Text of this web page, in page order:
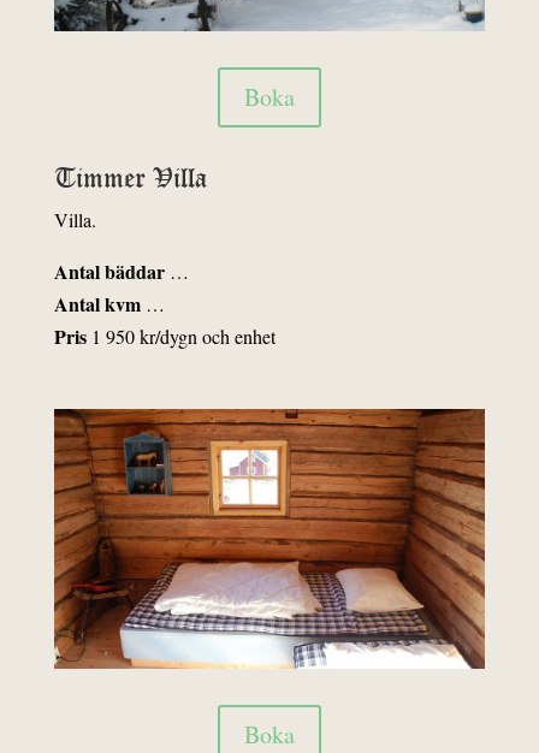
Boka
Timmer Villa
Villa.
Antal bäddar…
Antal kvm…
Pris1 950 kr/dygn och enhet
Boka